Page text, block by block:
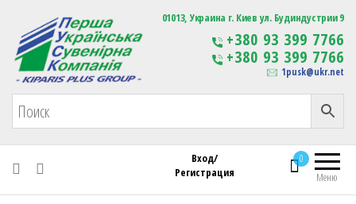
Первая Украинская Сувенирная Компания Изготовление
сувенирной продукции
с логотипом
01013, Украина г. Киев ул. Будиндустрии 9
+380 93 399 7766
+380 93 399 7766
1pusk@ukr.net
Меню
0
Вход/
Регистрация